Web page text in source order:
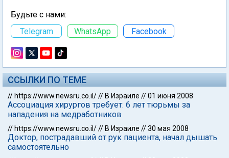
Будьте с нами:
Telegram
WhatsApp Facebook
ССЫЛКИ ПО ТЕМЕ
// https://www.newsru.co.il/// В Израиле //01 июня 2008
Ассоциация хирургов требует: 6 лет тюрьмы за
нападения на медработников
// https://www.newsru.co.il/// В Израиле //30 мая 2008
Доктор, пострадавший от рук пациента, начал дышать
самостоятельно